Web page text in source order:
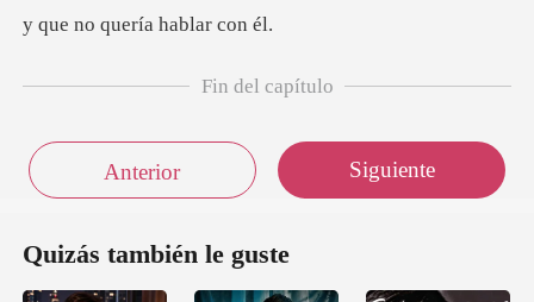
y
Fin del capítulo
Anterior Siguiente
Quizás también le guste